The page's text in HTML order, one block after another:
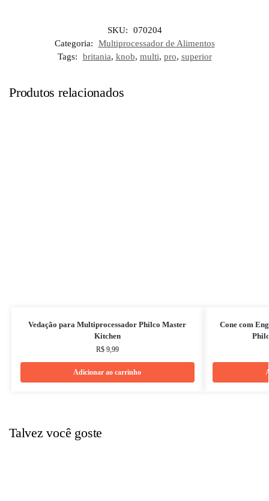
SKU:
070204
Categoria:
Multiprocessador de Alimentos
Tags:
britania, knob, multi, pro, superior
Produtos relacionados
Vedação para Multiprocessador Philco Master
Kitchen
R$9,99
Adicionar ao carrinho
Cone com
Talvez você goste